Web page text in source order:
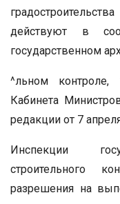
действуют в
государственном
^льном контроле,
Кабинета
редакции от 7
Инспекции
строительного
разрешения на